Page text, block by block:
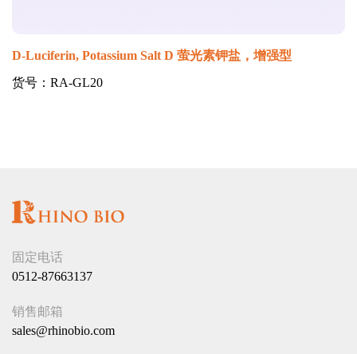
D-Luciferin, Potassium Salt D 萤光素钾盐，增强型
货号：RA-GL20
固定电话
0512-87663137
销售邮箱
sales@rhinobio.com